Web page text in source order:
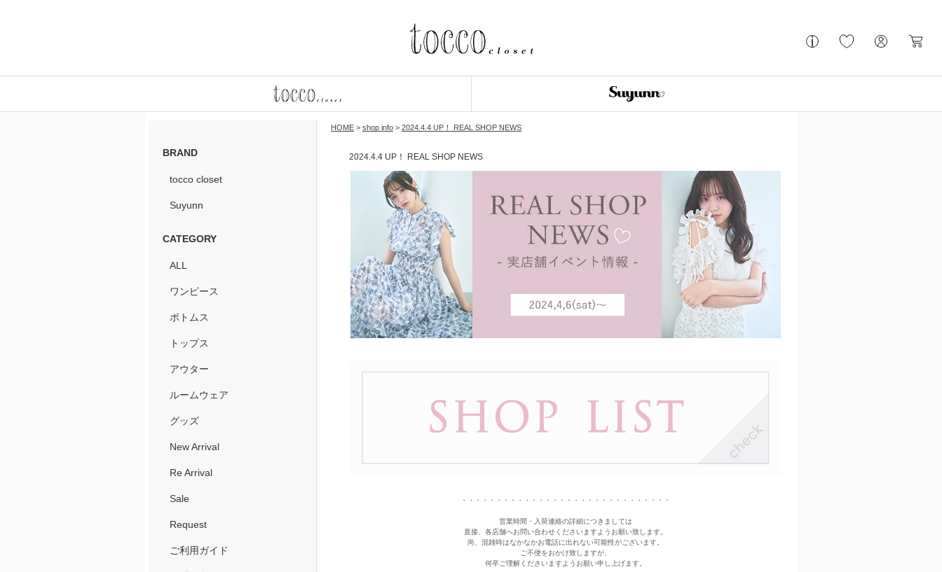
BRAND
tocco closet
Suyunn
CATEGORY
ALL
ワンピース
ボトムス
トップス
アウター
ルームウェア
グッズ
New Arrival
Re Arrival
Sale
Request
ご利用ガイド
HOME > shop info > 2024.4.4 UP！ REAL SHOP NEWS
2024.4.4 UP！ REAL SHOP NEWS
・・・・・・・・・・・・・・・・・・・・・・・・・・・・・・
営業時間・入荷連絡の詳細につきましては
直接、各店舗へお問い合わせくださいますようお願い致します。
尚、混雑時はなかなかお電話に出れない可能性がございます。
ご不便をおかけ致しますが、
何卒ご理解くださいますようお願い申し上げます。